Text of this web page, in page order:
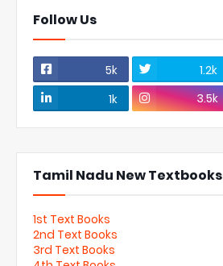
Follow Us
5k 1.2k
1k
3.5k
Tamil Nadu New Textbooks
1st Text Books
2nd Text Books
3rd Text Books